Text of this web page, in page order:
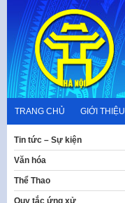
content
TRANG CHỦ GIỚI THIỆU
Tin tức – Sự kiện
Văn hóa
Thể Thao
Quy tắc ứng xử